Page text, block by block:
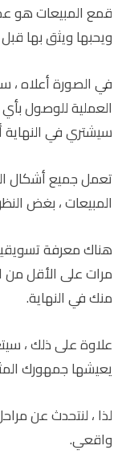
قمع المبيعات هو
ويحبها ويثق بها
في الصورة أعلاه ،
العملية للوصول
سيشتري في
تعمل جميع أشكال
المبيعات ، بغض
هناك معرفة
مرات على الأقل
منك في النهاية.
علاوة على ذلك ،
يعيشها جمهورك
لذا ، لنتحدث عن
واقعي.